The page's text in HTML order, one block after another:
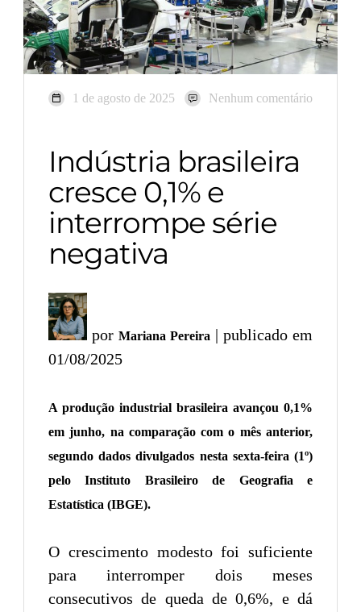
1 de agosto de 2025 Nenhum comentário
Indústria brasileira
cresce 0,1% e
interrompe série
negativa
por Mariana Pereira | publicado em
01/08/2025
A produção industrial brasileira avançou 0,1%
em junho, na comparação com o mês anterior,
segundo dados divulgados nesta sexta-feira (1º)
pelo Instituto Brasileiro de Geografia e
Estatística (IBGE).
O crescimento modesto foi suficiente
para interromper dois meses
consecutivos de queda de 0,6%, e dá